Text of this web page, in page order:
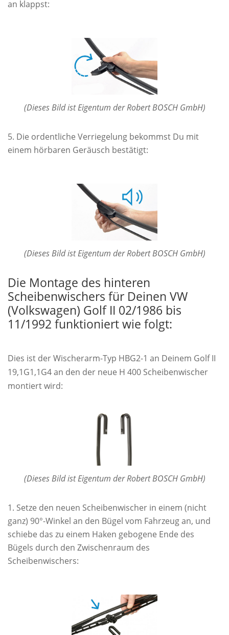
an klappst:
(Dieses Bild ist Eigentum der Robert BOSCH GmbH)
Die ordentliche Verriegelung bekommst Du mit
einem hörbaren Geräusch bestätigt:
(Dieses Bild ist Eigentum der Robert BOSCH GmbH)
Die Montage des hinteren
Scheibenwischers für Deinen VW
(Volkswagen) Golf II 02/1986 bis
11/1992 funktioniert wie folgt:
Dies ist der Wischerarm-Typ HBG2-1 an Deinem Golf II
19,1G1,1G4 an den der neue H 400 Scheibenwischer
montiert wird:
(Dieses Bild ist Eigentum der Robert BOSCH GmbH)
Setze den neuen Scheibenwischer in einem (nicht
ganz) 90°-Winkel an den Bügel vom Fahrzeug an, und
schiebe das zu einem Haken gebogene Ende des
Bügels durch den Zwischenraum des
Scheibenwischers: